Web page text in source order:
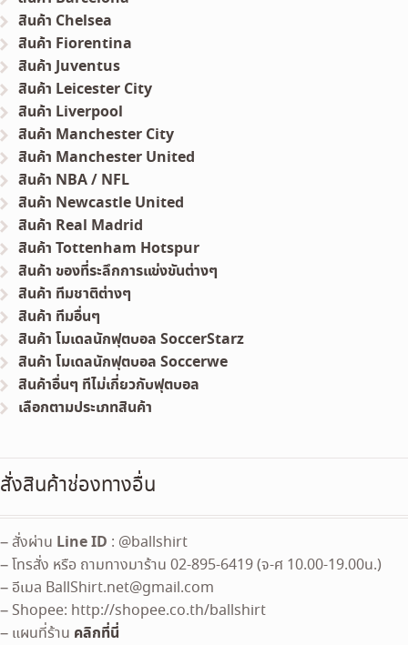
สินค้า Chelsea
สินค้า Fiorentina
สินค้า Juventus
สินค้า Leicester City
สินค้า Liverpool
สินค้า Manchester City
สินค้า Manchester United
สินค้า NBA / NFL
สินค้า Newcastle United
สินค้า Real Madrid
สินค้า Tottenham Hotspur
สินค้า ของที่ระลึกการแข่งขันต่างๆ
สินค้า ทีมชาติต่างๆ
สินค้า ทีมอื่นๆ
สินค้า โมเดลนักฟุตบอล SoccerStarz
สินค้า โมเดลนักฟุตบอล Soccerwe
สินค้าอื่นๆ ทีไม่เกี่ยวกับฟุตบอล
เลือกตามประเภทสินค้า
สั่งสินค้าช่องทางอื่น
– สั่งผ่าน Line ID : @ballshirt
– โทรสั่ง หรือ ถามทางมาร้าน 02-895-6419 (จ-ศ 10.00-19.00น.)
– อีเมล BallShirt.net@gmail.com
– Shopee: http://shopee.co.th/ballshirt
– แผนที่ร้าน คลิกที่นี่